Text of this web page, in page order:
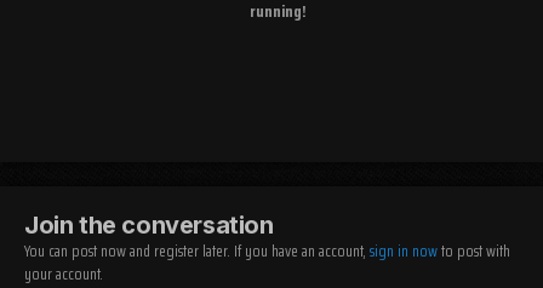
running!
Join the conversation
You can post now and register later. If you have an account,sign in nowto post with
your account.